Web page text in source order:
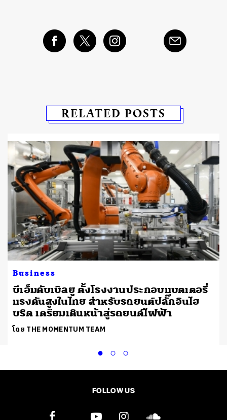
RELATED POSTS
Business
บีเอ็มดับเบิลยู ตั้งโรงงานประกอบแบตเตอรี่
แรงดันสูงในไทย สำหรับรถยนต์ปลั๊กอินไฮ
บริด เตรียมเดินหน้าสู่รถยนต์ไฟฟ้า
โดย THE MOMENTUM TEAM
FOLLOW US